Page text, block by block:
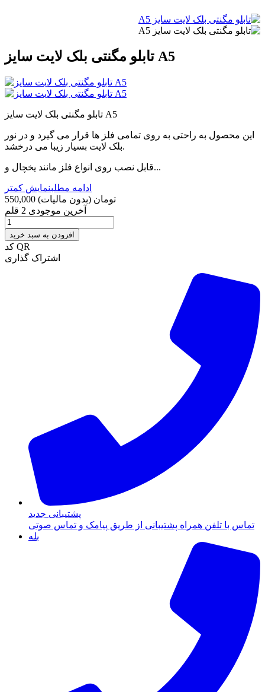
تابلو مگنتی بلک لایت سایز A5
تابلو مگنتی بلک لایت سایز A5
این محصول به راحتی به روی تمامی فلز ها قرار می گیرد و در نور
بلک لایت بسیار زیبا می درخشد.
قابل نصب روی انواع فلز مانند یخچال و...
ادامه مطلبنمایش کمتر
550,000 تومان (بدون مالیات)
آخرین موجودی 2 قلم
افزودن به سبد خرید
کد QR
اشتراک گذاری
پشتیبانی جدید
تماس با تلفن همراه پشتیبانی از طریق پیامک و تماس صوتی
بله